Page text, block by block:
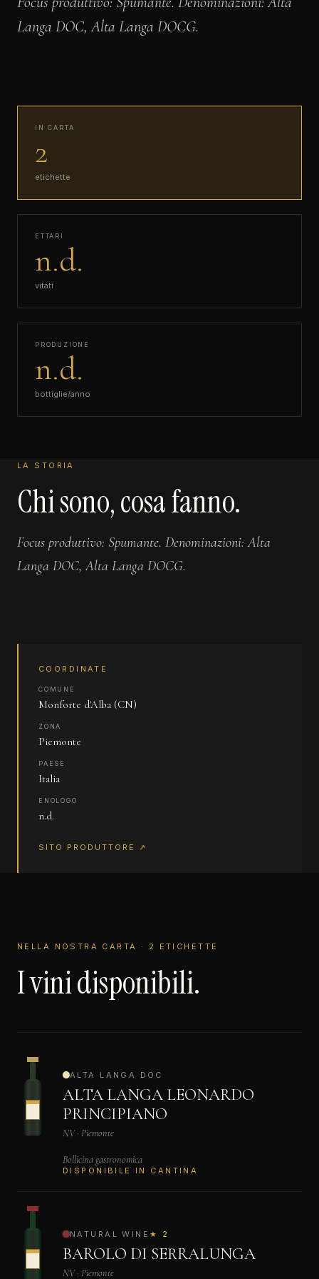
Langa DOC, Alta Langa DOCG.
IN CARTA
2
etichette
ETTARI
n.d.
vitati
PRODUZIONE
n.d.
bottiglie/anno
LA STORIA
Chi sono, cosa fanno.
Focus produttivo: Spumante. Denominazioni: Alta
Langa DOC, Alta Langa DOCG.
COORDINATE
COMUNE
Monforte d'Alba (CN)
ZONA
Piemonte
PAESE
Italia
ENOLOGO
n.d.
SITO PRODUTTORE ↗
NELLA NOSTRA CARTA · 2 ETICHETTE
I vini disponibili.
ALTA LANGA DOC
ALTA LANGA LEONARDO
PRINCIPIANO
NV · Piemonte
Bollicina gastronomica
DISPONIBILE IN CANTINA
NATURAL WINE ★ 2
BAROLO DI SERRALUNGA
NV · Piemonte